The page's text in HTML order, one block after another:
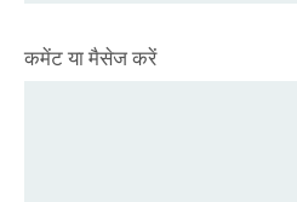
कमेंट या मैसेज करें